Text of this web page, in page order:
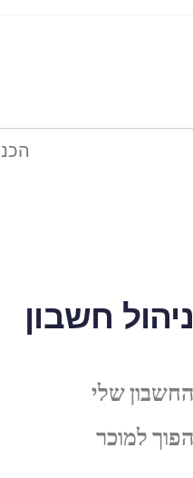
ניהול חשבון
החשבון שלי
הפוך למוכר